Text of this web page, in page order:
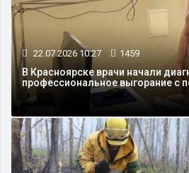
22.07.2026 10:27 1459
В Красноярске врачи начали
профессиональное выгорание с